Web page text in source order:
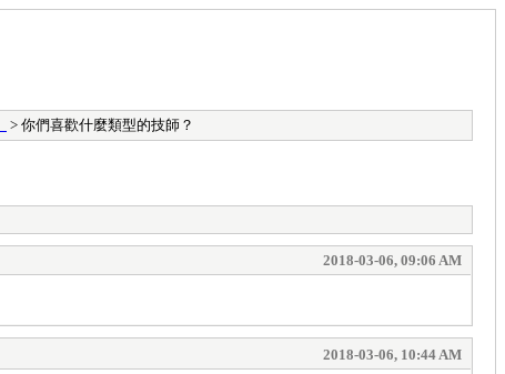
> 你們喜歡什麼類型的技師？
2018-03-06, 09:06 AM
2018-03-06, 10:44 AM